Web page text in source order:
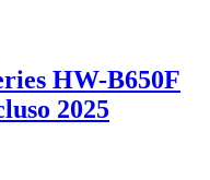
HW-B650F
2025